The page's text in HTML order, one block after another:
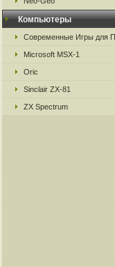
Компьютеры
Современные Игры для
Microsoft MSX-1
Oric
Sinclair ZX-81
ZX Spectrum